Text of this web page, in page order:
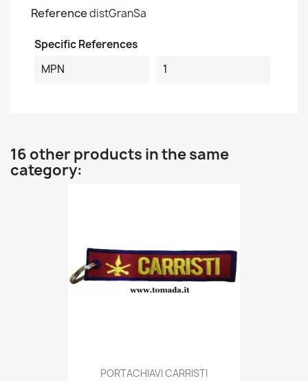
ReferencedistGranSa
Specific References
MPN
1
16 other products in the same
category:
Quick view
PORTACHIAVI CARRISTI